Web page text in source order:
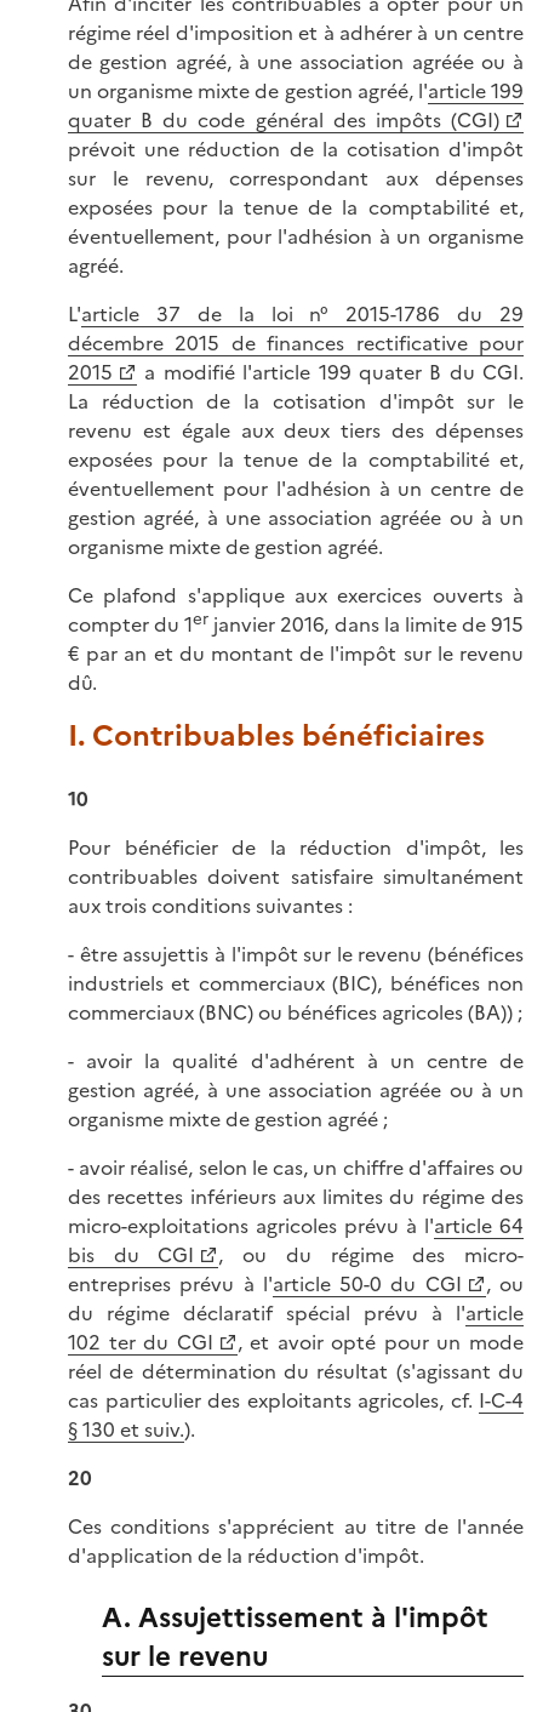
régime réel d'imposition et à adhérer à un centre
de gestion agréé, à une association agréée ou à
un organisme mixte de gestion agréé, l'article 199
quater B du code général des impôts (CGI)
prévoit une réduction de la cotisation d'impôt
sur le revenu, correspondant aux dépenses
exposées pour la tenue de la comptabilité et,
éventuellement, pour l'adhésion à un organisme
agréé.
L'article 37 de la loi n° 2015-1786 du 29
décembre 2015 de finances rectificative pour
2015
a modifié l'article 199 quater B du CGI.
La réduction de la cotisation d'impôt sur le
revenu est égale aux deux tiers des dépenses
exposées pour la tenue de la comptabilité et,
éventuellement pour l'adhésion à un centre de
gestion agréé, à une association agréée ou à un
organisme mixte de gestion agréé.
Ce plafond s'applique aux exercices ouverts à
compter du 1er janvier 2016, dans la limite de 915
€ par an et du montant de l'impôt sur le revenu
dû.
I. Contribuables bénéficiaires
10
Pour bénéficier de la réduction d'impôt, les
contribuables doivent satisfaire simultanément
aux trois conditions suivantes :
- être assujettis à l'impôt sur le revenu (bénéfices
industriels et commerciaux (BIC), bénéfices non
commerciaux (BNC) ou bénéfices agricoles (BA)) ;
- avoir la qualité d'adhérent à un centre de
gestion agréé, à une association agréée ou à un
organisme mixte de gestion agréé ;
- avoir réalisé, selon le cas, un chiffre d'affaires ou
des recettes inférieurs aux limites du régime des
micro-exploitations agricoles prévu à l'article 64
bis du CGI
, ou du régime des micro-
entreprises prévu à l'article 50-0 du CGI
, ou
du régime déclaratif spécial prévu à l'article
102 ter du CGI
, et avoir opté pour un mode
réel de détermination du résultat (s'agissant du
cas particulier des exploitants agricoles, cf. I-C-4
§ 130 et suiv.).
20
Ces conditions s'apprécient au titre de l'année
d'application de la réduction d'impôt.
A. Assujettissement à l'impôt
sur le revenu